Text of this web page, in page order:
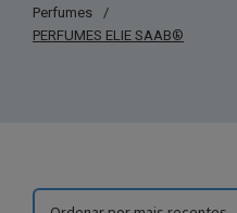
Perfumes
/
PERFUMES ELIE SAAB®